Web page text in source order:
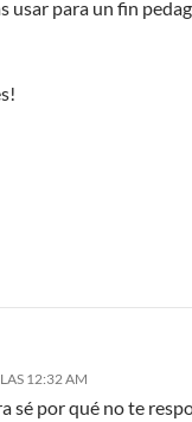
usar para un fin
12:32 AM
sé por qué no te